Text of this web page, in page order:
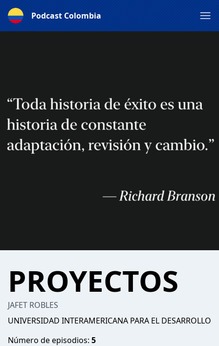
Podcast Colombia
PROYECTOS
JAFET ROBLES
UNIVERSIDAD INTERAMERICANA PARA EL DESARROLLO
Número de episodios: 5